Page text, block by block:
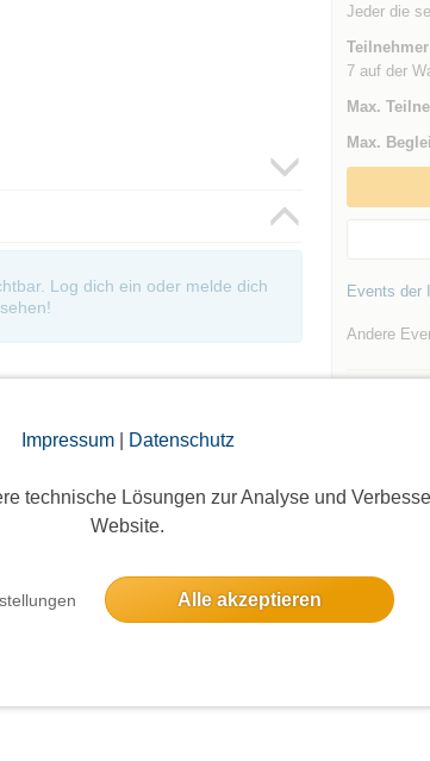
Impressum| Datenschutz
technische Lösungen zur Analyse und
Website.
Alle akzeptieren
Log dich ein oder melde dich
Jeder die
Teilnehmer
7 auf der
Max.
Max.
Events der
Andere
sind nur für eingeloggte Mitglieder sichtbar.